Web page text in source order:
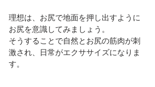
理想は、お尻で地面を押し出すように
お尻を意識してみましょう。
そうすることで自然とお尻の筋肉が刺
激され、日常がエクササイズになりま
す。